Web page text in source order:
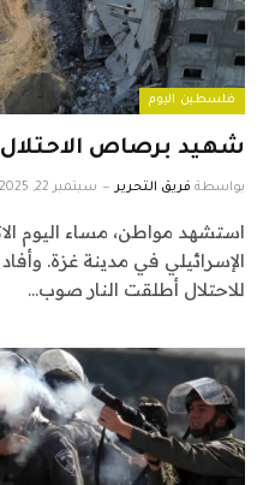
فلسطين اليوم
شهيد برصاص
بواسطة فريق التحرير سبتمبر 22, 2025
استشهد مواطن، مساء اليوم
الإسرائيلي في مدينة غزة.
للاحتلال أطلقت النار صوب…